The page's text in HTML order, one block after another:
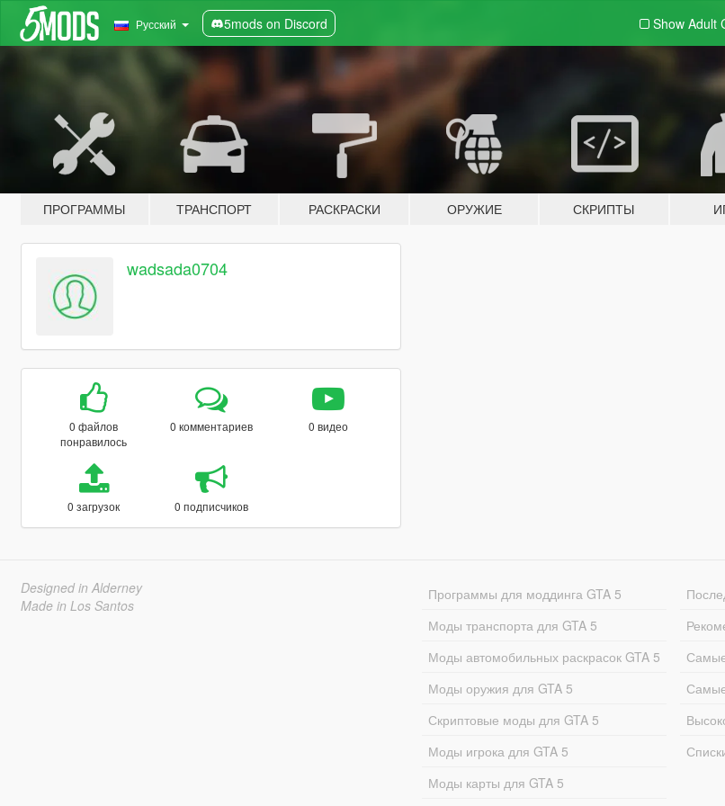
Русский 5mods on Discord Show Adult
ПРОГРАММЫ ТРАНСПОРТ РАСКРАСКИ ОРУЖИЕ СКРИПТЫ
wadsada0704
0 файлов
понравилось
0 комментариев 0 видео
0 загрузок 0 подписчиков
Designed in Alderney
Made in Los Santos
Программы для моддинга GTA 5
Моды транспорта для GTA 5
Моды автомобильных раскрасок GTA 5
Моды оружия для GTA 5
Скриптовые моды для GTA 5
Моды игрока для GTA 5
Моды карты для GTA 5